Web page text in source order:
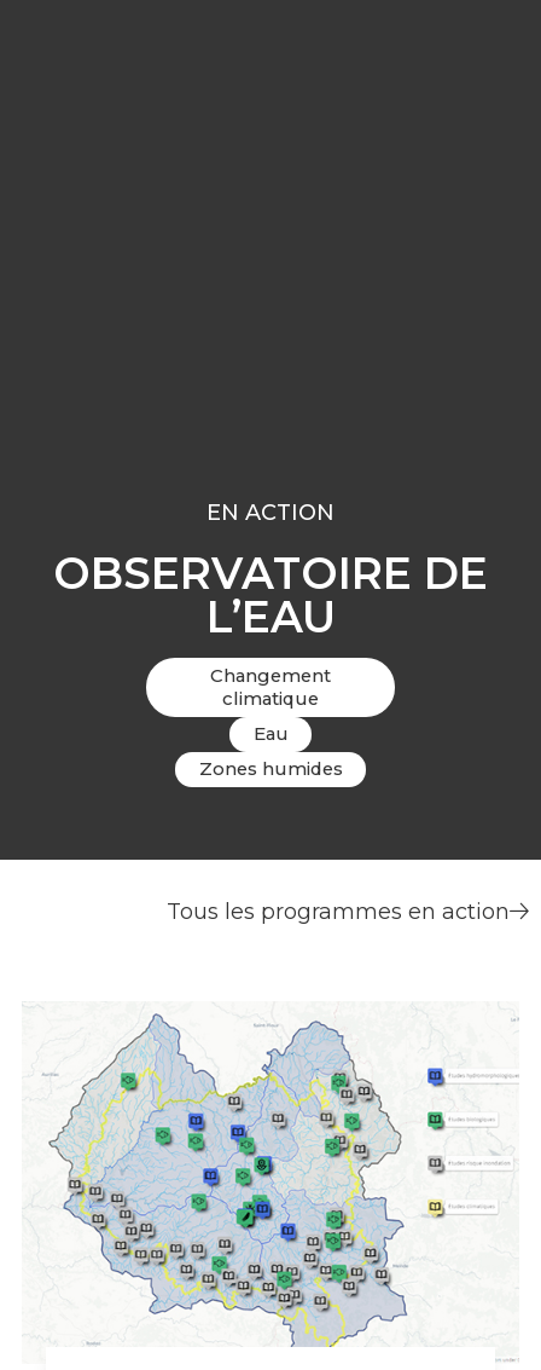
EN ACTION
OBSERVATOIRE DE
L’EAU
Changement
climatique
Eau
Zones humides
Tous les programmes en action